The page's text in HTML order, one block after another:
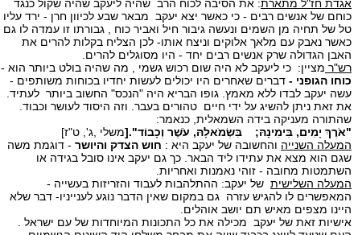
אגדת חז"ל מתארת: את הסיבה לכוח הרב שהיה ליעקב שהיה שקול כנגד
כוחם של אנשים רבים - כי כאשר יצא יעקב מבאר שבע לכיוון חרן - ירד עליו
טל של תחיה מן השמים ונעשה גיבור חיל ואביר כוח , גבורתו זו עמדה לו גם
כאשר נאבק עם מלאך אלוקים וניצח אותו- לכן הצליח בקלות להרים את
האבן הגדולה שרק אנשים רבים יחד - היו מסוגלים להרים.
רש"ר מציין: כי ליעקב לא היה שום רכוש גשמי , מה שהיה בולט ביותר הוא -
כוחו הגופני - דברים שאחרים היו יכולים לעשות יחדיו בכוחות משותפים -
עשה יעקב לבדו ללא מאמץ. גופו הבריא היה "הנכס" החשוב ביותר לעתיד.
את זאת ניתן להשיג על ידי חיים טהורים בעבר. וזה היסוד לעושר וכבוד.
שהתורה מעניקה בידה השמאלית, כנאמר:
"אֹרֶךְ יָמִים, בִּימִינָהּ; בִּשְׂמֹאלָהּ, עֹשֶׁר וְכָבוֹד".[משלי ,ג', ט"ז]
המעלה השנייה והחשובה של יעקב היא : חוש הצדק והיושר - דוגמת משה
שגם הוא מצא את עתידו ליד הבאר. כך גם יעקב אינו סובל בגידה או
השתמטות מחובה - זוהי נאמנות ואחריות.
המעלה השלישית של יעקב: ההתלהבות לעבוד והזריזות בעשייה -
המאפשרים לו להגיש עזרה גם במקום שאין הדבר נוגע לענייניו- דבר שלא
היינו מצפים מאיש תם יושב אוהלים.
אישיות זאת של יעקב מכילה את כל התכונות המיוחדות של עם ישראל .